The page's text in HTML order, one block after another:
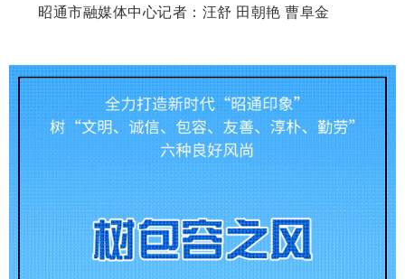
昭通市融媒体中心记者： 汪舒 田朝艳 曹阜金